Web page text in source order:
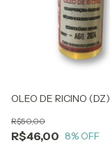
OLEO DE RICINO (DZ)
R$46,00
R$50,00
8% OFF